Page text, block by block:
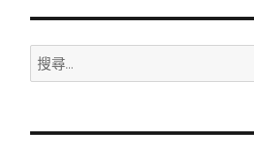
搜
尋
鍵